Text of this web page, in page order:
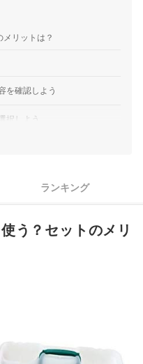
リットは？
を確認しよう
択しよう
選ぶのもあり
人気ランキング
ランキング
う？セットのメリ